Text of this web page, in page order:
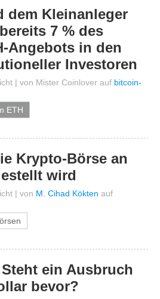
dem Kleinanleger
7 % des
Angebots in den
Investoren
| von Mister Coinlover auf bitcoin-
ETH
Krypto-Börse an
wird
| von M. Cihad Kökten auf
ein Ausbruch
bevor?